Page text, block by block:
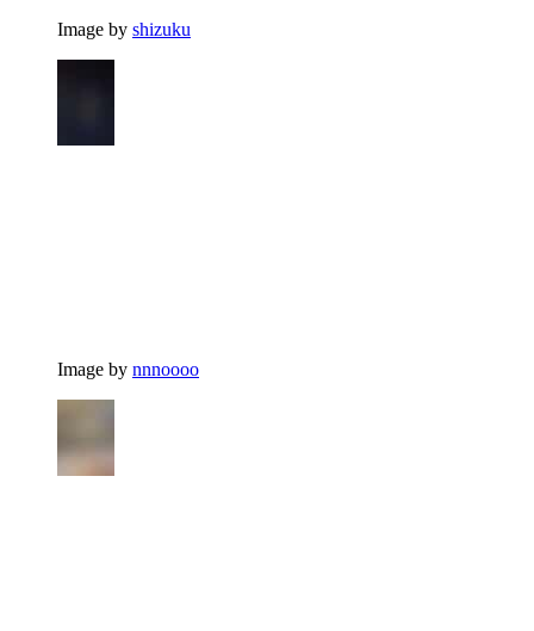
Image by shizuku
Image by nnnoooo